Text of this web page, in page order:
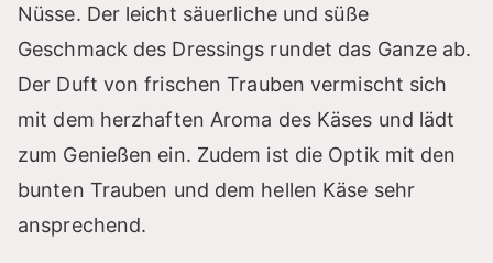
Nüsse. Der leicht säuerliche und süße
Geschmack des Dressings rundet das Ganze ab.
Der Duft von frischen Trauben vermischt sich
mit dem herzhaften Aroma des Käses und lädt
zum Genießen ein. Zudem ist die Optik mit den
bunten Trauben und dem hellen Käse sehr
ansprechend.